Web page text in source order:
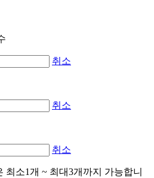
취소
취소
취소
최소1개 ~ 최대3개까지 가능합니